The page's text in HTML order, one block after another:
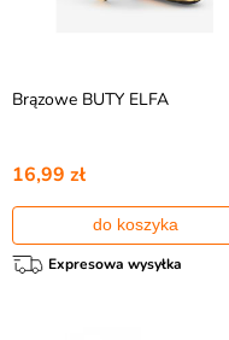
Brązowe BUTY ELFA
16,99 zł
do koszyka
Expresowa wysyłka